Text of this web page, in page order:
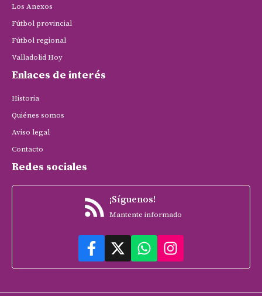
Los Anexos
Fútbol provincial
Fútbol regional
Valladolid Hoy
Enlaces de interés
Historia
Quiénes somos
Aviso legal
Contacto
Redes sociales
¡Síguenos!
Mantente informado